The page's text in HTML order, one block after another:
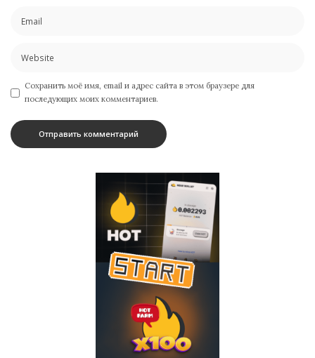
Сохранить моё имя, email и адрес сайта в этом браузере для
последующих моих комментариев.